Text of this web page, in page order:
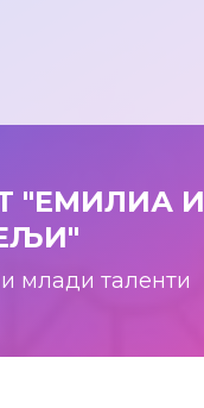
"ЕМИЛИА И
млади таленти